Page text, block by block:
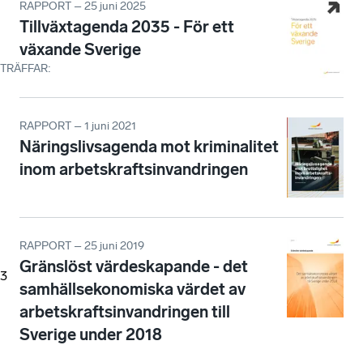
TRÄFFAR:
3
RAPPORT – 25 juni 2025
Tillväxtagenda 2035 - För ett
växande Sverige
RAPPORT – 1 juni 2021
Näringslivsagenda mot kriminalitet
inom arbetskraftsinvandringen
RAPPORT – 25 juni 2019
Gränslöst värdeskapande - det
samhällsekonomiska värdet av
arbetskraftsinvandringen till
Sverige under 2018